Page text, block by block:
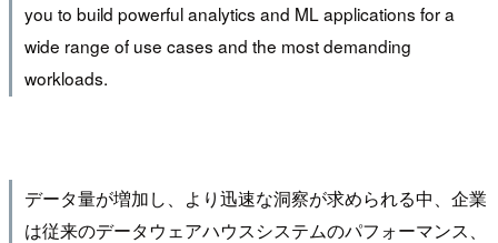
you to build powerful analytics and ML applications for a
wide range of use cases and the most demanding
workloads.
データ量が増加し、より迅速な洞察が求められる中、企業
は従来のデータウェアハウスシステムのパフォーマンス、